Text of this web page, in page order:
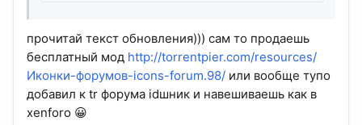
прочитай текст обновления))) сам то продаешь
бесплатный мод http://torrentpier.com/resources/
Иконки-форумов-icons-forum.98/ или вообще тупо
добавил к tr форума idшник и навешиваешь как в
xenforo 😀